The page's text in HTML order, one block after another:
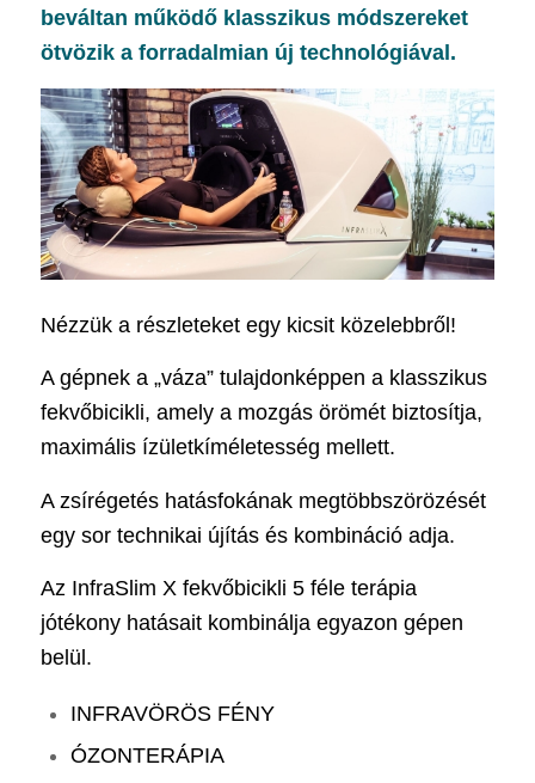
beváltan működő klasszikus módszereket
ötvözik a forradalmian új technológiával.
Nézzük a részleteket egy kicsit közelebbről!
A gépnek a „váza” tulajdonképpen a klasszikus
fekvőbicikli, amely a mozgás örömét biztosítja,
maximális ízületkíméletesség mellett.
A zsírégetés hatásfokának megtöbbszörözését
egy sor technikai újítás és kombináció adja.
Az InfraSlim X fekvőbicikli 5 féle terápia
jótékony hatásait kombinálja egyazon gépen
belül.
INFRAVÖRÖS FÉNY
ÓZONTERÁPIA